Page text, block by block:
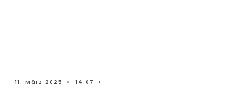
11. März 2025 • 14:07 •